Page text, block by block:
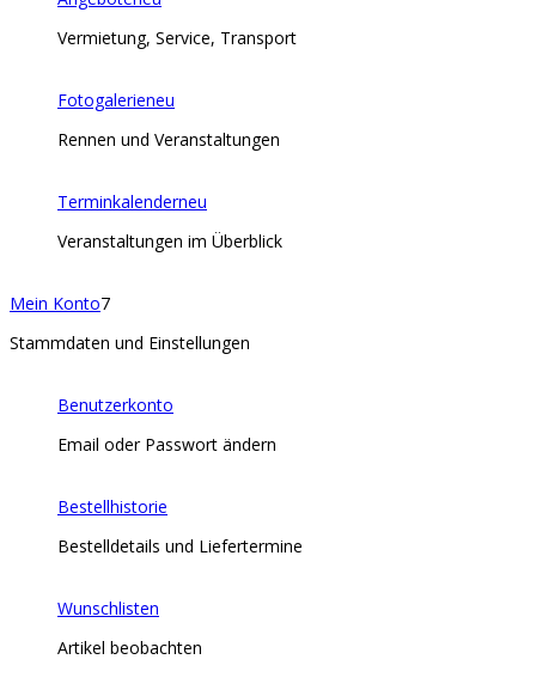
Vermietung, Service, Transport
Fotogalerieneu
Rennen und Veranstaltungen
Terminkalenderneu
Veranstaltungen im Überblick
Mein Konto7
Stammdaten und Einstellungen
Benutzerkonto
Email oder Passwort ändern
Bestellhistorie
Bestelldetails und Liefertermine
Wunschlisten
Artikel beobachten